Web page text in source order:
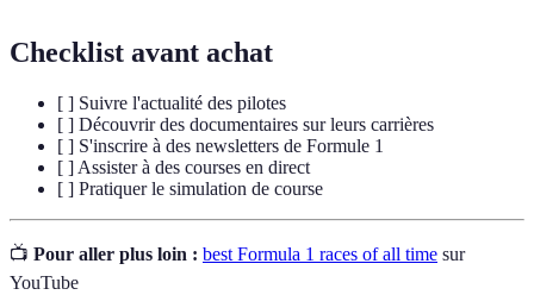
Checklist avant achat
[ ] Suivre l'actualité des pilotes
[ ] Découvrir des documentaires sur leurs carrières
[ ] S'inscrire à des newsletters de Formule 1
[ ] Assister à des courses en direct
[ ] Pratiquer le simulation de course
📺 Pour aller plus loin : best Formula 1 races of all time sur
YouTube